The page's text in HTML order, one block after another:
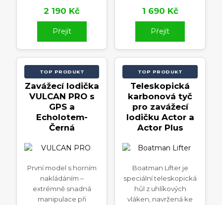
2 190 Kč
Přejít
1 690 Kč
Přejít
TOP PRODUKT
Zavážecí lodička
VULCAN PRO s
GPS a
Echolotem-
Černá
První model s horním
nakládáním –
extrémně snadná
manipulace při
TOP PRODUKT
Teleskopická
karbonová tyč
pro zavážecí
lodičku Actor a
Actor Plus
Boatman Lifter je
speciální teleskopická
hůl z uhlíkových
vláken, navržená ke